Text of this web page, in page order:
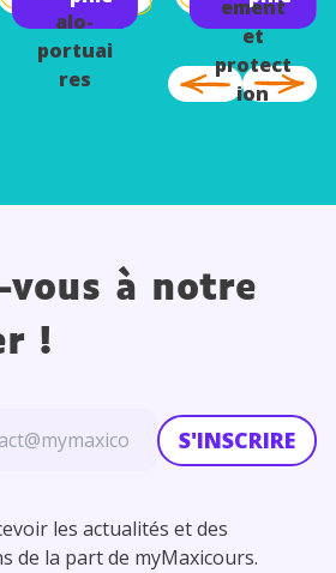
alo-
portuai
res
ement
et
protect
ion
à notre
!
S'INSCRIRE
les actualités et des
de la part de myMaxicours.